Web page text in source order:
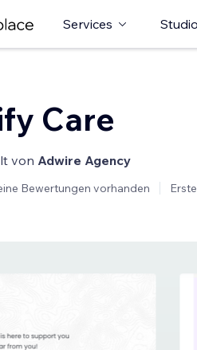
Services
Care
von Adwire Agency
Bewertungen vorhanden